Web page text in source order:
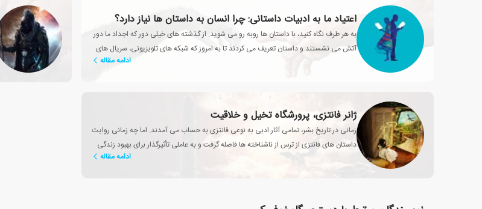
اعتیاد ما به ادبیات داستانی: چرا انسان به داستان ها نیاز دارد؟
به هر طرف نگاه کنید، با داستان ها روبه رو می شوید. از گذشته های خیلی دور که اجداد ما دور
آتش می نشستند و داستان تعریف می کردند تا به امروز که شبکه های تلویزیونی، سریال های
ادامه مقاله
ژانر فانتزی، پرورشگاه تخیل و خلاقیت
زمانی در تاریخ بشر، تمامی آثار ادبی به نوعی فانتزی به حساب می آمدند. اما چه زمانی روایت
داستان های فانتزی از ترس از ناشناخته ها فاصله گرفت و به عاملی تأثیرگذار برای بهبود زندگی
ادامه مقاله